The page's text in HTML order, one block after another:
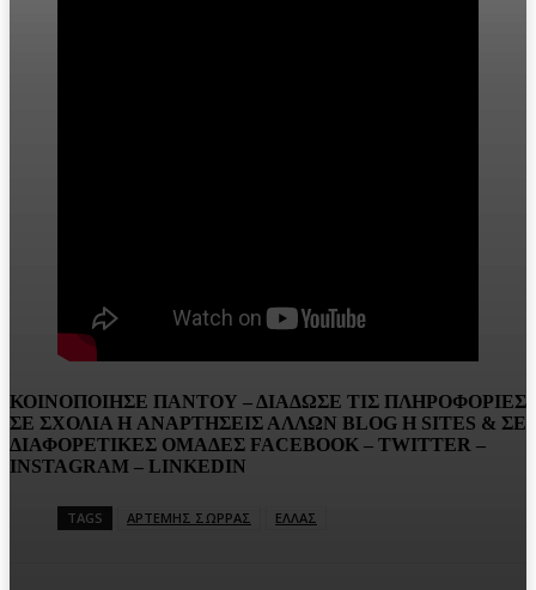
ΚΟΙΝΟΠΟΙΗΣΕ ΠΑΝΤΟΥ – ΔΙΑΔΩΣΕ ΤΙΣ ΠΛΗΡΟΦΟΡΙΕΣ
ΣΕ ΣΧΟΛΙΑ H ΑΝAΡΤΗΣΕΙΣ ΑΛΛΩΝ BLOG H SITES & ΣΕ
ΔΙΑΦΟΡΕTIKEΣ ΟΜΑΔΕΣ FACEBOOK – TWITTER –
INSTAGRAM – LINKEDIN
TAGS ΑΡΤΕΜΗΣ ΣΩΡΡΑΣ ΕΛΛΑΣ